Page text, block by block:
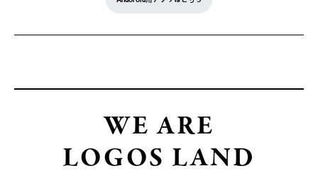
WE ARE
LOGOS LAND